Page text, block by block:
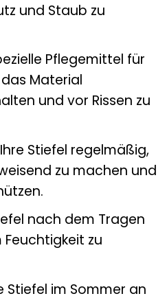
und Staub zu
Pflegemittel für
Material
und vor Rissen zu
Stiefel regelmäßig,
zu machen und
nach dem Tragen
zu
Stiefel im Sommer an